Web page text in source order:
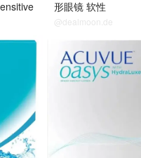
-
形眼镜 软性
@dealmoon.de